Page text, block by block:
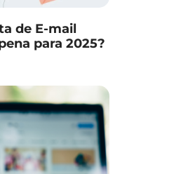
de E-mail
para 2025?